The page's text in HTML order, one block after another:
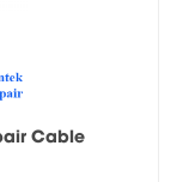
Cable